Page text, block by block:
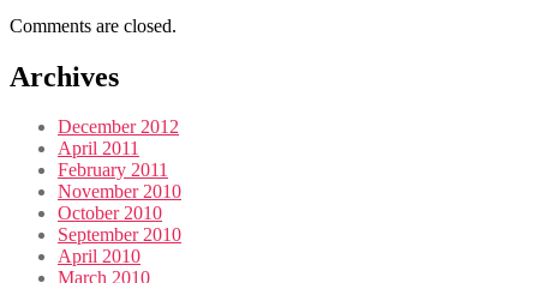
Comments are closed.
Archives
December 2012
April 2011
February 2011
November 2010
October 2010
September 2010
April 2010
March 2010